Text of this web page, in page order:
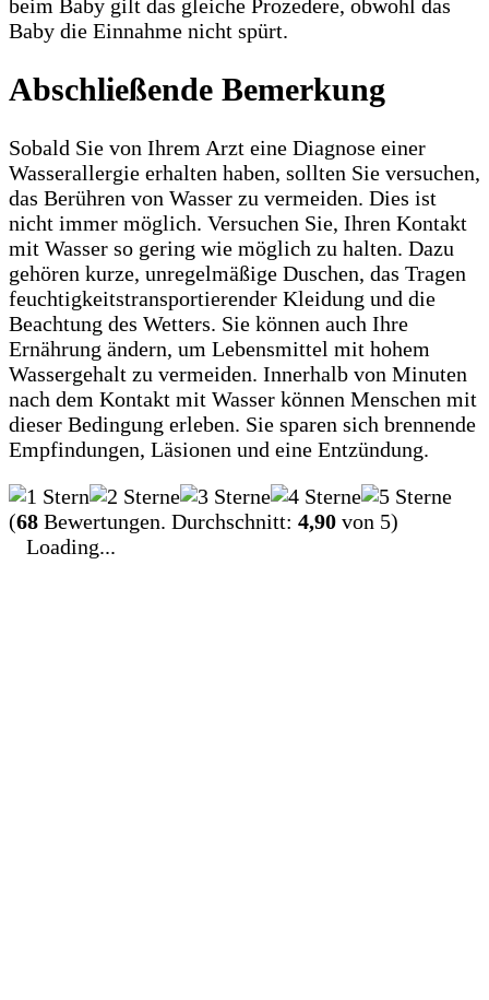
beim Baby gilt das gleiche Prozedere, obwohl das
Baby die Einnahme nicht spürt.
Abschließende Bemerkung
Sobald Sie von Ihrem Arzt eine Diagnose einer
Wasserallergie erhalten haben, sollten Sie versuchen,
das Berühren von Wasser zu vermeiden. Dies ist
nicht immer möglich. Versuchen Sie, Ihren Kontakt
mit Wasser so gering wie möglich zu halten. Dazu
gehören kurze, unregelmäßige Duschen, das Tragen
feuchtigkeitstransportierender Kleidung und die
Beachtung des Wetters. Sie können auch Ihre
Ernährung ändern, um Lebensmittel mit hohem
Wassergehalt zu vermeiden. Innerhalb von Minuten
nach dem Kontakt mit Wasser können Menschen mit
dieser Bedingung erleben. Sie sparen sich brennende
Empfindungen, Läsionen und eine Entzündung.
(68 Bewertungen. Durchschnitt: 4,90 von 5)
Loading...